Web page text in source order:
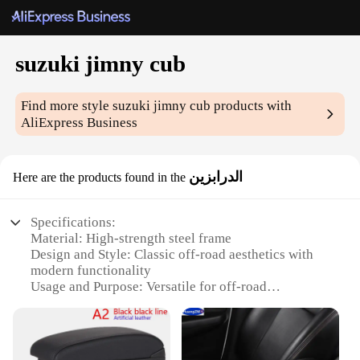
suzuki jimny cub
Find more stylesuzuki jimny cub products with
AliExpress Business
Here are the products found in the الدرابزين
Specifications:
Material: High-strength steel frame
Design and Style: Classic off-road aesthetics with
modern functionality
Usage and Purpose: Versatile for off-road
Performance and Property: Durable and reliable,
with a robust suspension system
Parts and Accessories: Comes with a complete set of